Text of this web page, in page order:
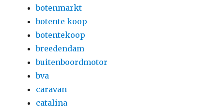
botenmarkt
botente koop
botentekoop
breedendam
buitenboordmotor
bva
caravan
catalina